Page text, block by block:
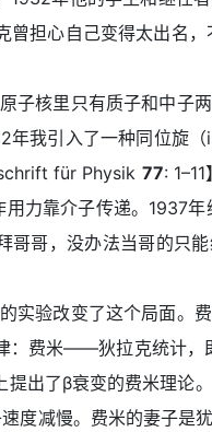
担心自己变得太出名
核里只有质子和中子
我引入了一种同位旋
für Physik 77:
力靠介子传递。1937
哥，没办法当哥的只
验改变了这个局面。
：费米——狄拉克统计，
出了β衰变的费米理论
度减慢。费米的妻子是